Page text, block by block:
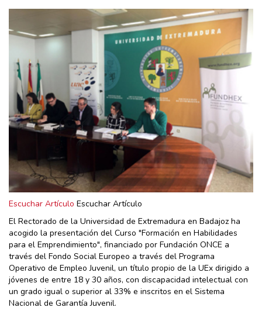
Escuchar Artículo Escuchar Artículo
El Rectorado de la Universidad de Extremadura en Badajoz ha
acogido la presentación del Curso "Formación en Habilidades
para el Emprendimiento", financiado por Fundación ONCE a
través del Fondo Social Europeo a través del Programa
Operativo de Empleo Juvenil, un título propio de la UEx dirigido a
jóvenes de entre 18 y 30 años, con discapacidad intelectual con
un grado igual o superior al 33% e inscritos en el Sistema
Nacional de Garantía Juvenil.